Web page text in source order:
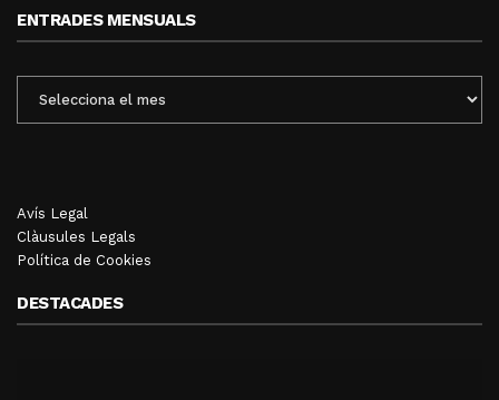
ENTRADES MENSUALS
MENSUALS
Avís Legal
Clàusules Legals
Política de Cookies
DESTACADES